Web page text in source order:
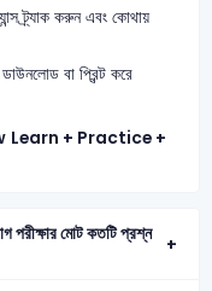
ট্র্যাক করুন এবং কোথায়
বা প্রিন্ট করে
Learn + Practice +
পরীক্ষার মোট কতটি প্রশ্ন